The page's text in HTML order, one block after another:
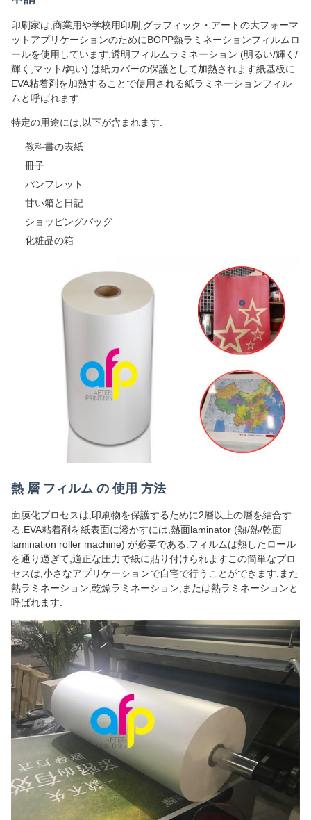
印刷家は,商業用や学校用印刷,グラフィック・アートの大フォーマ
ットアプリケーションのためにBOPP熱ラミネーションフィルムロ
ールを使用しています.透明フィルムラミネーション (明るい/輝く/
輝く,マット/鈍い) は紙カバーの保護として加熱されます紙基板に
EVA粘着剤を加熱することで使用される紙ラミネーションフィル
ムと呼ばれます.
特定の用途には,以下が含まれます.
教科書の表紙
冊子
パンフレット
甘い箱と日記
ショッピングバッグ
化粧品の箱
熱 層 フィルム の 使用 方法
面膜化プロセスは,印刷物を保護するために2層以上の層を結合す
る.EVA粘着剤を紙表面に溶かすには,熱面laminator (熱/熱/乾面
lamination roller machine) が必要である.フィルムは熱したロール
を通り過ぎて,適正な圧力で紙に貼り付けられますこの簡単なプロ
セスは,小さなアプリケーションで自宅で行うことができます.また
熱ラミネーション,乾燥ラミネーション,または熱ラミネーションと
呼ばれます.